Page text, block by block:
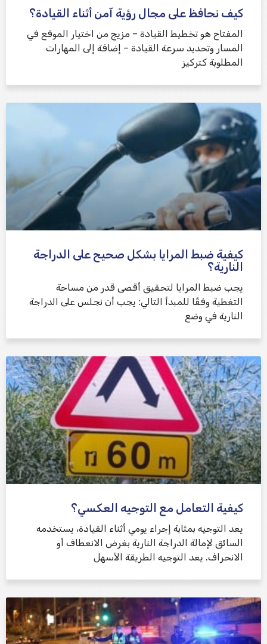
كيف نحافظ على مجال رؤية آمن أثناء القيادة؟
المفتاح هو تخطيط القيادة – مزيج من اختيار الموقع في
المسار وتحديد سرعة القيادة – إضافة إلى المهارات
المطلوبة كتركيز
كيفية ضبط المرايا بشكل صحيح على الدراجة
النارية؟
يجب ضبط المرايا لتحقيق أقصى قدر من مساحة
التغطية وفقًا للمبدأ التالي: يجب أن نجلس على الدراجة
النارية في وضع
كيفية التعامل مع التوجيه العكسي؟
يعد التوجيه بمثابة إجراء يومي أثناء القيادة، يستخدمه
السائق لإمالة الدراجة النارية بغرض الانعطاف أو
الانحراف. يعد التوجيه الطريقة الأسهل